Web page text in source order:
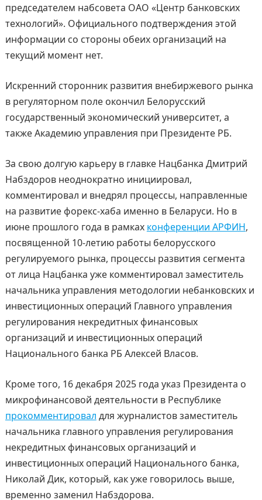
председателем набсовета ОАО «Центр банковских
технологий». Официального подтверждения этой
информации со стороны обеих организаций на
текущий момент нет.
Искренний сторонник развития внебиржевого рынка
в регуляторном поле окончил Белорусский
государственный экономический университет, а
также Академию управления при Президенте РБ.
За свою долгую карьеру в главке Нацбанка Дмитрий
Набздоров неоднократно инициировал,
комментировал и внедрял процессы, направленные
на развитие форекс-хаба именно в Беларуси. Но в
июне прошлого года в рамках конференции АРФИН,
посвященной 10-летию работы белорусского
регулируемого рынка, процессы развития сегмента
от лица Нацбанка уже комментировал заместитель
начальника управления методологии небанковских и
инвестиционных операций Главного управления
регулирования некредитных финансовых
организаций и инвестиционных операций
Национального банка РБ Алексей Власов.
Кроме того, 16 декабря 2025 года указ Президента о
микрофинансовой деятельности в Республике
прокомментировал для журналистов заместитель
начальника главного управления регулирования
некредитных финансовых организаций и
инвестиционных операций Национального банка,
Николай Дик, который, как уже говорилось выше,
временно заменил Набздорова.